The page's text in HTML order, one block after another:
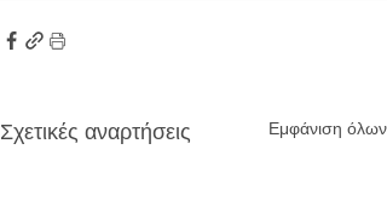
Σχετικές αναρτήσεις Εμφάνιση όλων